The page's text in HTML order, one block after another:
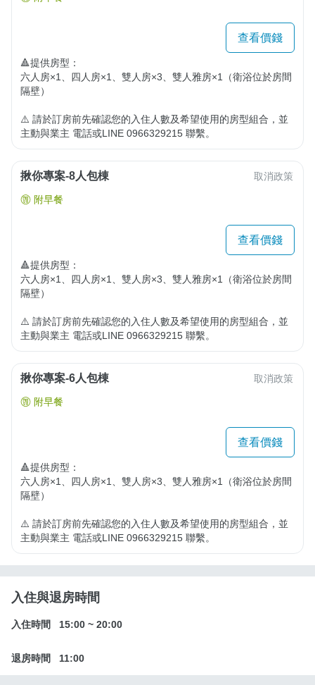
查看價錢
🔺提供房型：
六人房×1、四人房×1、雙人房×3、雙人雅房×1（衛浴位於房間
隔壁）
⚠️ 請於訂房前先確認您的入住人數及希望使用的房型組合，並
主動與業主 電話或LINE 0966329215 聯繫。
揪你專案-8人包棟 取消政策
附早餐
查看價錢
🔺提供房型：
六人房×1、四人房×1、雙人房×3、雙人雅房×1（衛浴位於房間
隔壁）
⚠️ 請於訂房前先確認您的入住人數及希望使用的房型組合，並
主動與業主 電話或LINE 0966329215 聯繫。
揪你專案-6人包棟 取消政策
附早餐
查看價錢
🔺提供房型：
六人房×1、四人房×1、雙人房×3、雙人雅房×1（衛浴位於房間
隔壁）
⚠️ 請於訂房前先確認您的入住人數及希望使用的房型組合，並
主動與業主 電話或LINE 0966329215 聯繫。
入住與退房時間
入住時間 15:00 ~ 20:00
退房時間 11:00